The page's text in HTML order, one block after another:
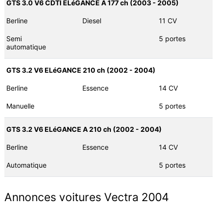
GTS 3.0 V6 CDTI ELéGANCE A 177 ch (2003 - 2005)
Berline Diesel 11 CV
Semi
automatique
5 portes
GTS 3.2 V6 ELéGANCE 210 ch (2002 - 2004)
Berline Essence 14 CV
Manuelle 5 portes
GTS 3.2 V6 ELéGANCE A 210 ch (2002 - 2004)
Berline Essence 14 CV
Automatique 5 portes
Annonces voitures Vectra 2004